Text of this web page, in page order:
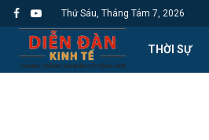
Thứ Sáu, Tháng Tám 7, 2026
THỜI SỰ